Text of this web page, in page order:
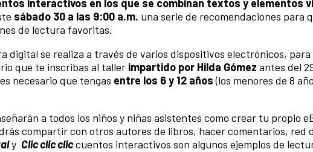
interactivos en los que se combinan textos y elementos
sábado 30 a las 9:00 a.m. una serie de recomendaciones para
de lectura favoritas.
digital se realiza a través de varios dispositivos electrónicos,
que te inscribas al taller impartido por Hilda Gómez antes del
necesario que tengas entre los 6 y 12 años(los menores de 8
a todos los niños y niñas asistentes como crear tu propio
compartir con otros autores de libros, hacer comentarios, red
y Clic clic cliccuentos interactivos son algunos ejemplos de